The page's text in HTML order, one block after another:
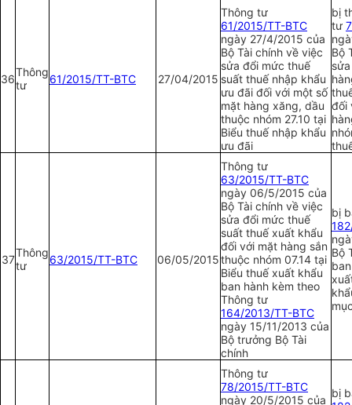
36
Thông
tư
61/2015/TT-BTC 27/04/2015
Thông tư
61/2015/TT-BTC
ngày 27/4/2015 của
Bộ Tài chính về việc
sửa đổi mức thuế
suất thuế nhập khẩu
ưu đãi đối với một số
mặt hàng xăng, dầu
thuộc nhóm 27.10 tại
Biểu thuế nhập khẩu
ưu đãi
bị
tư
Bộ
đối
37
Thông
tư
63/2015/TT-BTC 06/05/2015
Thông tư
63/2015/TT-BTC
ngày 06/5/2015 của
Bộ Tài chính về việc
sửa đổi mức thuế
suất thuế xuất khẩu
đối với mặt hàng sắn
thuộc nhóm 07.14 tại
Biểu thuế xuất khẩu
ban hành kèm theo
Thông tư
164/2013/TT-BTC
ngày 15/11/2013 của
Bộ trưởng Bộ Tài
chính
bị
1
Bộ
Thông tư
78/2015/TT-BTC
ngày 20/5/2015 của
bị